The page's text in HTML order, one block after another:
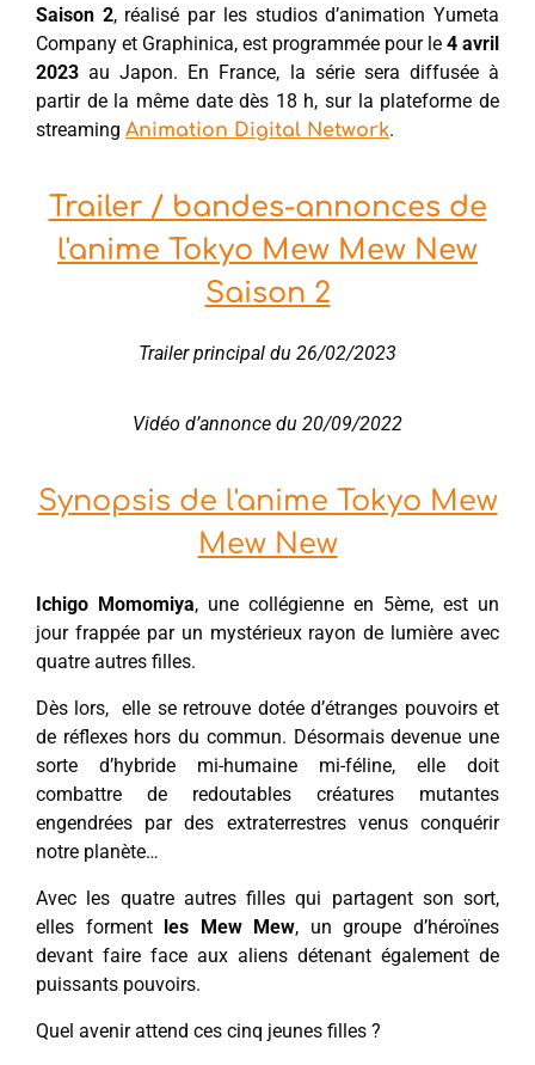
Saison 2, réalisé par les studios d’animation Yumeta
Company et Graphinica, est programmée pour le 4 avril
2023 au Japon. En France, la série sera diffusée à
partir de la même date dès 18 h, sur la plateforme de
streaming Animation Digital Network.
Trailer / bandes-annonces de
l'anime Tokyo Mew Mew New
Saison 2
Trailer principal du 26/02/2023
Vidéo d’annonce du 20/09/2022
Synopsis de l'anime Tokyo Mew
Mew New
Ichigo Momomiya, une collégienne en 5ème, est un
jour frappée par un mystérieux rayon de lumière avec
quatre autres filles.
Dès lors, elle se retrouve dotée d’étranges pouvoirs et
de réflexes hors du commun. Désormais devenue une
sorte d’hybride mi-humaine mi-féline, elle doit
combattre de redoutables créatures mutantes
engendrées par des extraterrestres venus conquérir
notre planète…
Avec les quatre autres filles qui partagent son sort,
elles forment
les Mew Mew, un groupe d’héroïnes
devant faire face aux aliens détenant également de
puissants pouvoirs.
Quel avenir attend ces cinq jeunes filles ?